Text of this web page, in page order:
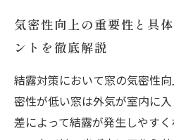
気密性向上の重要性と具
ントを徹底解説
結露対策において窓の気密性
密性が低い窓は外気が室内に
差によって結露が発生しやす